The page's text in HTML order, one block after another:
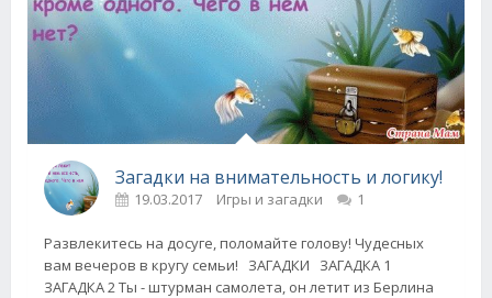
Загадки на внимательность и логику!
19.03.2017 Игры и загадки 1
Развлекитесь на досуге, поломайте голову! Чудесных
вам вечеров в кругу семьи! ЗАГАДКИ ЗАГАДКА 1
ЗАГАДКА 2 Ты - штурман самолета, он летит из Берлина